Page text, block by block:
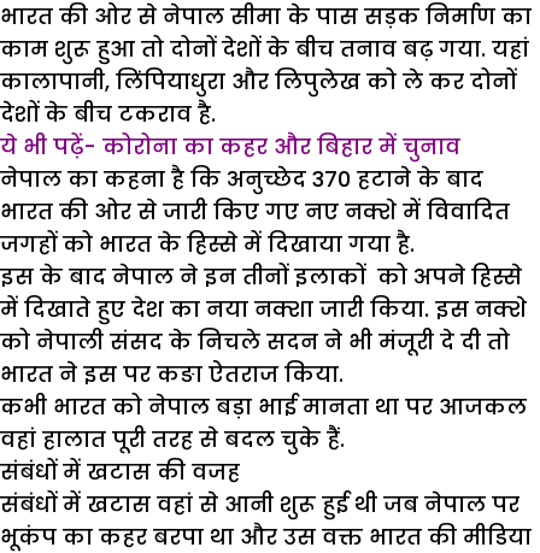
भारत की ओर से नेपाल सीमा के पास सड़क निर्माण का
काम शुरू हुआ तो दोनों देशों के बीच तनाव बढ़ गया. यहां
कालापानी, लिंपियाधुरा और लिपुलेख को ले कर दोनों
देशों के बीच टकराव है.
ये भी पढ़ें- कोरोना का कहर और बिहार में चुनाव
नेपाल का कहना है कि अनुच्छेद 370 हटाने के बाद
भारत की ओर से जारी किए गए नए नक्शे में विवादित
जगहों को भारत के हिस्से में दिखाया गया है.
इस के बाद नेपाल ने इन तीनों इलाकों को अपने हिस्से
में दिखाते हुए देश का नया नक्शा जारी किया. इस नक्शे
को नेपाली संसद के निचले सदन ने भी मंजूरी दे दी तो
भारत ने इस पर कङा ऐतराज किया.
कभी भारत को नेपाल बड़ा भाई मानता था पर आजकल
वहां हालात पूरी तरह से बदल चुके हैं.
संबंधों में खटास की वजह
संबंधों में खटास वहां से आनी शुरू हुई थी जब नेपाल पर
भूकंप का कहर बरपा था और उस वक्त भारत की मीडिया